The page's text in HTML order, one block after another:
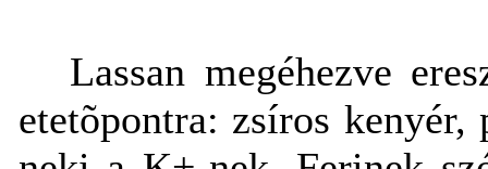
Lassan megéhezve
etetõpontra: zsíros